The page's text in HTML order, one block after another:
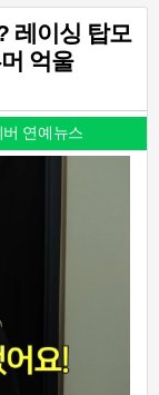
레이싱 탑모
억울
버 연예뉴스